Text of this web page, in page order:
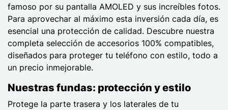
famoso por su pantalla AMOLED y sus increíbles fotos.
Para aprovechar al máximo esta inversión cada día, es
esencial una protección de calidad. Descubre nuestra
completa selección de accesorios 100% compatibles,
diseñados para proteger tu teléfono con estilo, todo a
un precio inmejorable.
Nuestras fundas: protección y estilo
Protege la parte trasera y los laterales de tu